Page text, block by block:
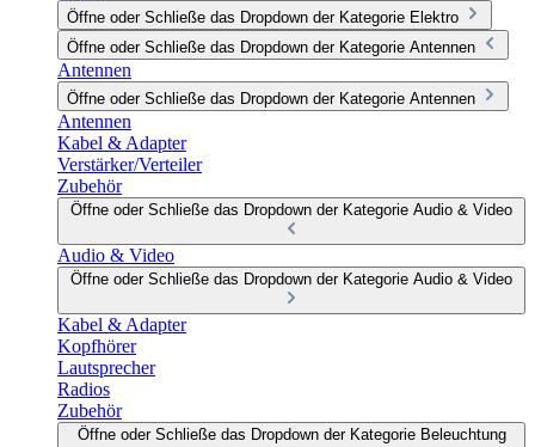
Öffne oder Schließe das Dropdown der Kategorie Elektro
Öffne oder Schließe das Dropdown der Kategorie Antennen
Antennen
Öffne oder Schließe das Dropdown der Kategorie Antennen
Antennen
Kabel & Adapter
Verstärker/Verteiler
Zubehör
Öffne oder Schließe das Dropdown der Kategorie Audio & Video
Audio & Video
Öffne oder Schließe das Dropdown der Kategorie Audio & Video
Kabel & Adapter
Kopfhörer
Lautsprecher
Radios
Zubehör
Öffne oder Schließe das Dropdown der Kategorie Beleuchtung